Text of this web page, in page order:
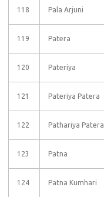
118 Pala Arjuni
119 Patera
120 Pateriya
121 Pateriya Patera
122 Pathariya Patera
123 Patna
124 Patna Kumhari